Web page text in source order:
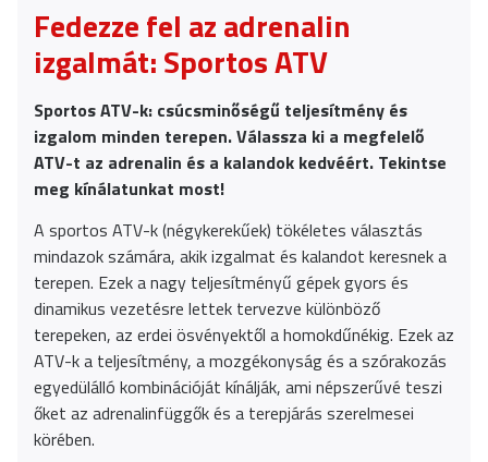
Fedezze fel az adrenalin
izgalmát: Sportos ATV
Sportos ATV-k: csúcsminőségű teljesítmény és
izgalom minden terepen. Válassza ki a megfelelő
ATV-t az adrenalin és a kalandok kedvéért. Tekintse
meg kínálatunkat most!
A sportos ATV-k (négykerekűek) tökéletes választás
mindazok számára, akik izgalmat és kalandot keresnek a
terepen. Ezek a nagy teljesítményű gépek gyors és
dinamikus vezetésre lettek tervezve különböző
terepeken, az erdei ösvényektől a homokdűnékig. Ezek az
ATV-k a teljesítmény, a mozgékonyság és a szórakozás
egyedülálló kombinációját kínálják, ami népszerűvé teszi
őket az adrenalinfüggők és a terepjárás szerelmesei
körében.